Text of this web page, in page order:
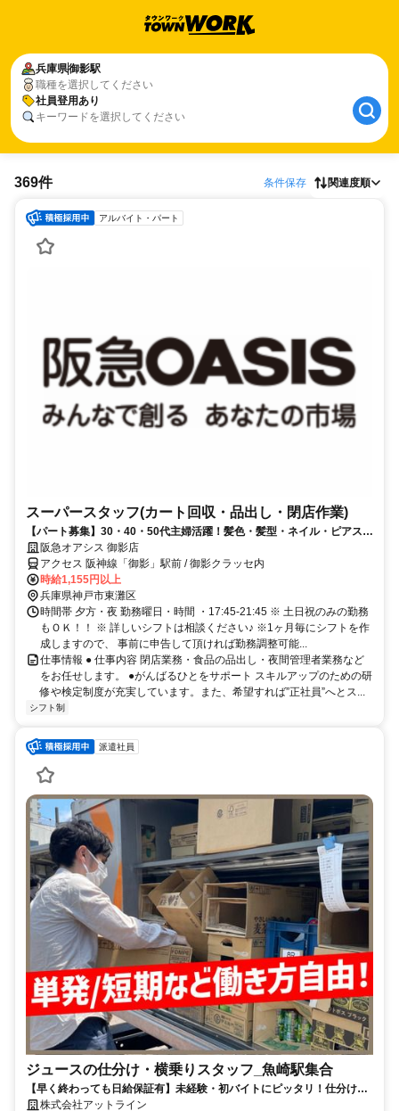
兵庫県御影駅
職種を選択してください
社員登用あり
キーワードを選択してください
369件 条件保存 関連度順
アルバイト・パート
スーパースタッフ(カート回収・品出し・閉店作業)
【パート募集】30・40・50代主婦活躍！髪色・髪型・ネイル・ピアス自
由！(規定有)
阪急オアシス 御影店
アクセス 阪神線「御影」駅前 / 御影クラッセ内
時給1,155円以上
兵庫県神戸市東灘区
時間帯 夕方・夜 勤務曜日・時間 ・17:45-21:45 ※ 土日祝のみの勤務
もＯＫ！！ ※ 詳しいシフトは相談ください♪ ※1ヶ月毎にシフトを作
成しますので、 事前に申告して頂ければ勤務調整可能...
仕事情報 ● 仕事内容 閉店業務・食品の品出し・夜間管理者業務など
をお任せします。 ●がんばるひとをサポート スキルアップのための研
修や検定制度が充実しています。また、希望すれば”正社員”へとス...
シフト制
派遣社員
ジュースの仕分け・横乗りスタッフ_魚崎駅集合
【早く終わっても日給保証有】未経験・初バイトにピッタリ！仕分け作
業！単発/短期など働き方自由！
株式会社アットライン